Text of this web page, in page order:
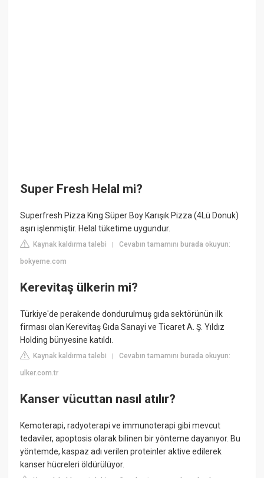
Super Fresh Helal mi?
Superfresh Pizza Kıng Süper Boy Karışık Pizza (4Lü Donuk)
aşırı işlenmiştir. Helal tüketime uygundur.
Kaynak kaldırma talebi |Cevabın tamamını burada okuyun:
bokyeme.com
Kerevitaş ülkerin mi?
Türkiye'de perakende dondurulmuş gıda sektörünün ilk
firması olan Kerevitaş Gıda Sanayi ve Ticaret A. Ş. Yıldız
Holding bünyesine katıldı.
Kaynak kaldırma talebi |Cevabın tamamını burada okuyun:
ulker.com.tr
Kanser vücuttan nasıl atılır?
Kemoterapi, radyoterapi ve immunoterapi gibi mevcut
tedaviler, apoptosis olarak bilinen bir yönteme dayanıyor. Bu
yöntemde, kaspaz adı verilen proteinler aktive edilerek
kanser hücreleri öldürülüyor.